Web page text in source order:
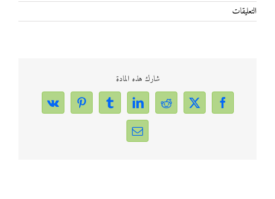
التعليقات
يموم
شارك هذه المادة
Facebook
X
Reddit
LinkedIn
Tumblr
Pinterest
Vk
Email